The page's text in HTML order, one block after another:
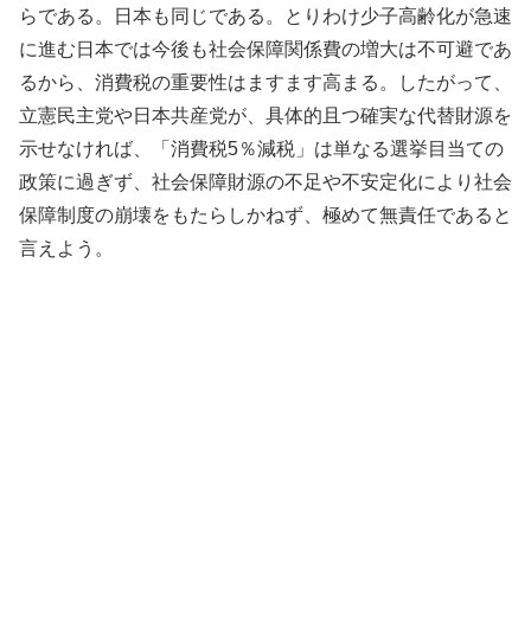
らである。日本も同じである。とりわけ少子高齢化が急速
に進む日本では今後も社会保障関係費の増大は不可避であ
るから、消費税の重要性はますます高まる。したがって、
立憲民主党や日本共産党が、具体的且つ確実な代替財源を
示せなければ、「消費税5％減税」は単なる選挙目当ての
政策に過ぎず、社会保障財源の不足や不安定化により社会
保障制度の崩壊をもたらしかねず、極めて無責任であると
言えよう。